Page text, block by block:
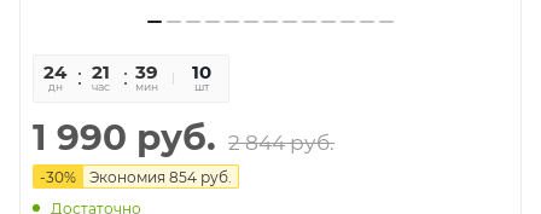
24
дн
21
час
39
мин
44
сек
10
шт
1 990 руб. 2 844руб.
-30% Экономия 854 руб.
Достаточно